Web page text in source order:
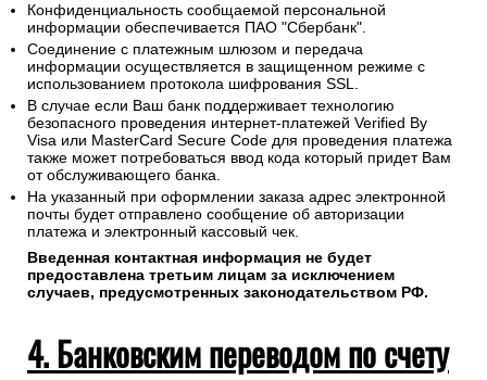
Конфиденциальность сообщаемой персональной
информации обеспечивается ПАО "Сбербанк".
Соединение с платежным шлюзом и передача
информации осуществляется в защищенном режиме с
использованием протокола шифрования SSL.
В случае если Ваш банк поддерживает технологию
безопасного проведения интернет-платежей Verified By
Visa или MasterCard Secure Code для проведения платежа
также может потребоваться ввод кода который придет Вам
от обслуживающего банка.
На указанный при оформлении заказа адрес электронной
почты будет отправлено сообщение об авторизации
платежа и электронный кассовый чек.
Введенная контактная информация не будет
предоставлена третьим лицам за исключением
случаев, предусмотренных законодательством РФ.
4. Банковским переводом по счету